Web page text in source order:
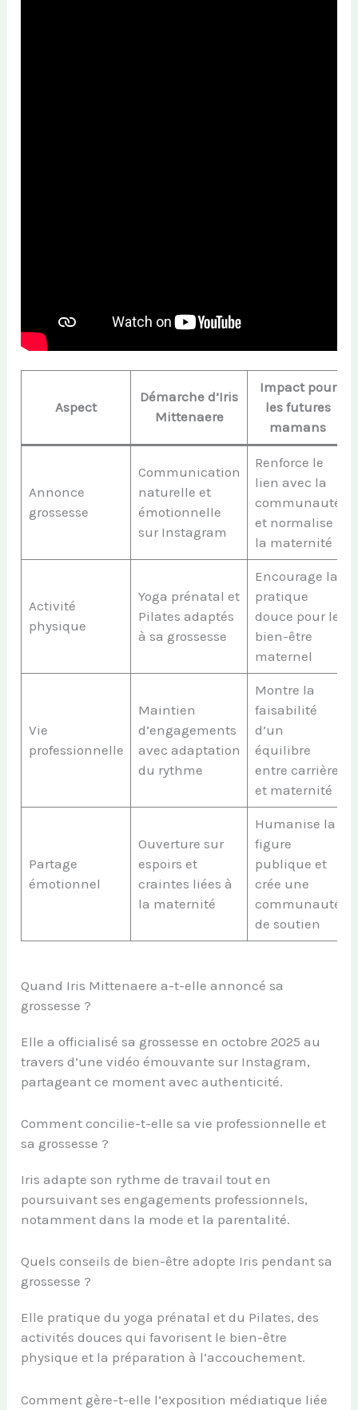
Aspect
Démarche d’Iris
Mittenaere
Impact pour
les futures
mamans
Annonce
grossesse
Communication
naturelle et
émotionnelle
sur Instagram
Renforce le
lien avec la
communauté
et normalise
la maternité
Activité
physique
Yoga prénatal et
Pilates adaptés
à sa grossesse
Encourage la
pratique
douce pour le
bien-être
maternel
Vie
professionnelle
Maintien
d’engagements
avec adaptation
du rythme
Montre la
faisabilité
d’un
équilibre
entre carrière
et maternité
Partage
émotionnel
Ouverture sur
espoirs et
craintes liées à
la maternité
Humanise la
figure
publique et
crée une
communauté
de soutien
Quand Iris Mittenaere a-t-elle annoncé sa
grossesse ?
Elle a officialisé sa grossesse en octobre 2025 au
travers d’une vidéo émouvante sur Instagram,
partageant ce moment avec authenticité.
Comment concilie-t-elle sa vie professionnelle et
sa grossesse ?
Iris adapte son rythme de travail tout en
poursuivant ses engagements professionnels,
notamment dans la mode et la parentalité.
Quels conseils de bien-être adopte Iris pendant sa
grossesse ?
Elle pratique du yoga prénatal et du Pilates, des
activités douces qui favorisent le bien-être
physique et la préparation à l’accouchement.
Comment gère-t-elle l’exposition médiatique liée